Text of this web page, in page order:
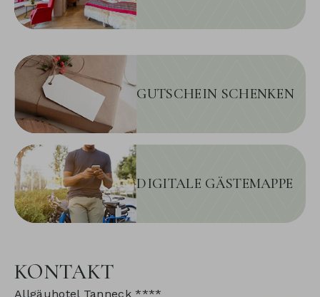
GUTSCHEIN SCHENKEN
DIGITALE GÄSTEMAPPE
KONTAKT
Allgäuhotel Tanneck ****